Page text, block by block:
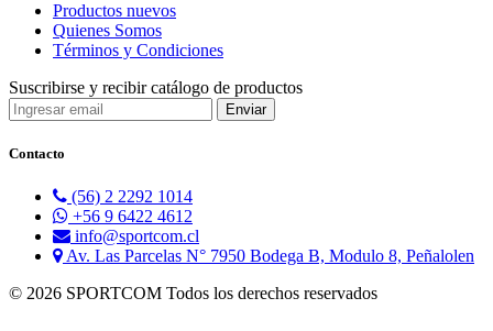
Productos nuevos
Quienes Somos
Términos y Condiciones
Suscribirse y recibir catálogo de productos
Contacto
(56) 2 2292 1014
+56 9 6422 4612
info@sportcom.cl
Av. Las Parcelas N° 7950 Bodega B, Modulo 8, Peñalolen
© 2026 SPORTCOM Todos los derechos reservados